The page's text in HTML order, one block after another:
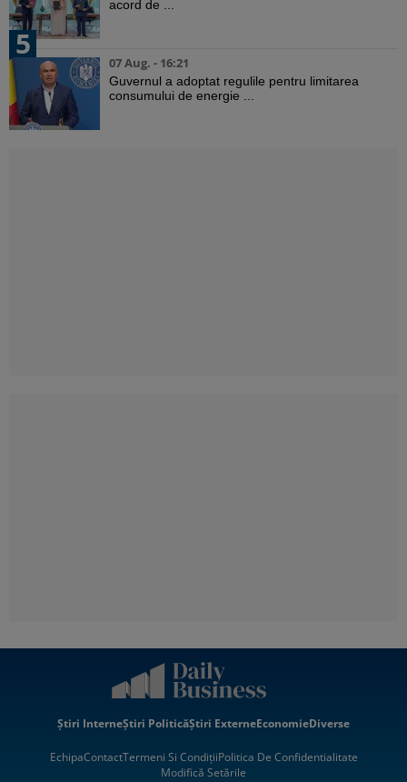
acord de ...
5
07 Aug. - 16:21
Guvernul a adoptat regulile pentru limitarea
consumului de energie ...
Știri InterneȘtiri PoliticăȘtiri ExterneEconomieDiverse
EchipaContactTermeni Si CondițiiPolitica De Confidentialitate
Modifică Setările